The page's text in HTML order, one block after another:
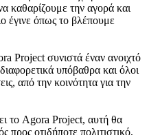
καθαρίζουμε την αγορά και
έγινε όπως το βλέπουμε
Project συνιστά έναν ανοιχτό
υπόβαθρα και όλοι
από την κοινότητα για την
το Agora Project, αυτή θα
προς οτιδήποτε πολιτιστικό,